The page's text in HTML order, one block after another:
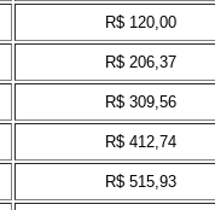
R$ 120,00
R$ 206,37
R$ 309,56
R$ 412,74
R$ 515,93